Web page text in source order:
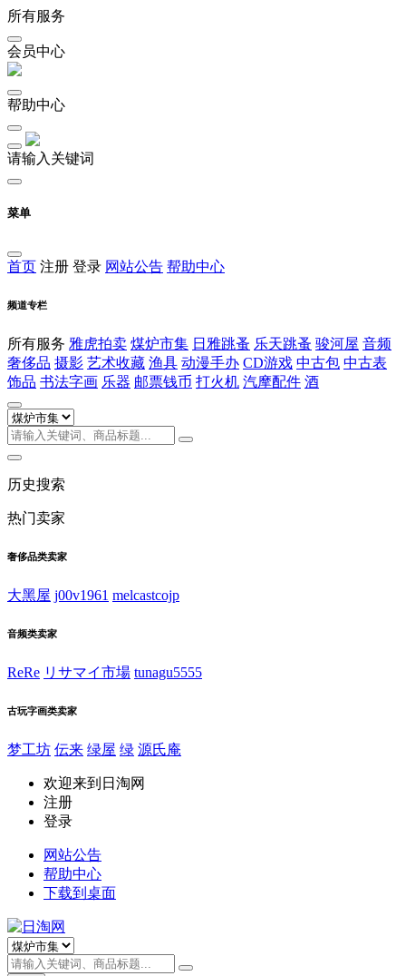
所有服务
会员中心
帮助中心
请输入关键词
菜单
首页 注册 登录 网站公告 帮助中心
频道专栏
所有服务 雅虎拍卖 煤炉市集 日雅跳蚤 乐天跳蚤 骏河屋 音频
奢侈品 摄影 艺术收藏 渔具 动漫手办 CD游戏 中古包 中古表
饰品 书法字画 乐器 邮票钱币 打火机 汽摩配件 酒
历史搜索
热门卖家
奢侈品类卖家
大黑屋 j00v1961 melcastcojp
音频类卖家
ReRe リサマイ市場 tunagu5555
古玩字画类卖家
梦工坊 伝来 绿屋 绿 源氏庵
欢迎来到日淘网
注册
登录
网站公告
帮助中心
下载到桌面